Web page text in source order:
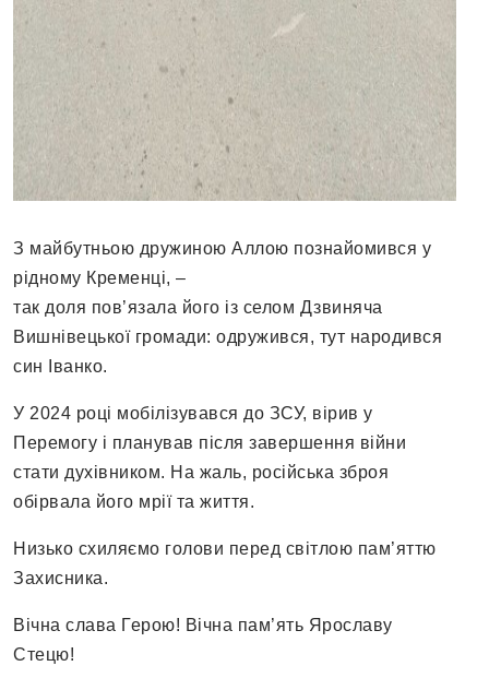
З майбутньою дружиною Аллою познайомився у
рідному Кременці, –
так доля пов’язала його із селом Дзвиняча
Вишнівецької громади: одружився, тут народився
син Іванко.
У 2024 році мобілізувався до ЗСУ, вірив у
Перемогу і планував після завершення війни
стати духівником. На жаль, російська зброя
обірвала його мрії та життя.
Низько схиляємо голови перед світлою пам’яттю
Захисника.
Вічна слава Герою! Вічна пам’ять Ярославу
Стецю!